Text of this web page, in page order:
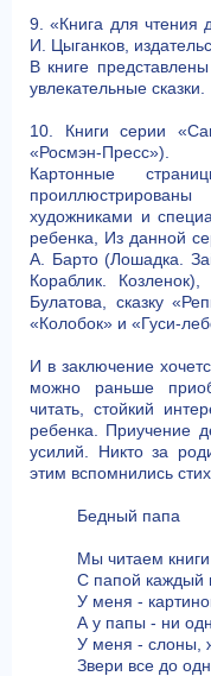
9. «Книга для чтения
И. Цыганков,
В книге
увлекательные сказки.
10. Книги серии
«Росмэн-Пресс»).
Картонные
художниками и
ребенка, Из данной
А. Барто (Лошадка.
Кораблик.
Булатова, сказку
«Колобок» и «Гуси-
И в заключение
можно раньше
читать, стойкий
ребенка. Приучение
усилий. Никто за
этим вспомнились
Бедный папа
Мы читаем
С папой каждый
У меня -
А у папы - ни
У меня - слоны,
Звери все до